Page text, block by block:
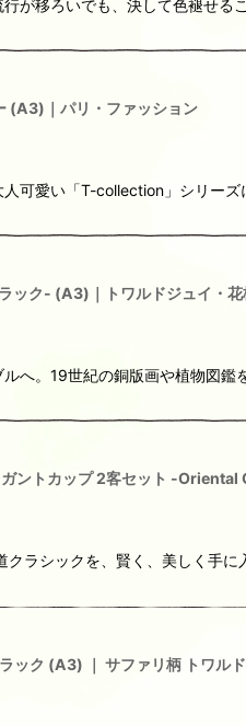
行が移ろいでも、決して色褪せ
(A3)｜パリ・ファッション
可愛い「T-collection」シリー
ック- (A3)｜トワルドジュイ・花
へ。19世紀の銅版画や植物図
ガントカップ 2客セット -
クラシックを、賢く、美しく手
ク (A3) ｜ サファリ柄 トワル